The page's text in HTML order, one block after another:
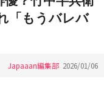
「もうバレバ
Japaaan編集部 2026/01/06